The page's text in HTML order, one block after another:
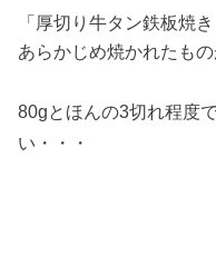
「厚切り牛タン鉄板焼
あらかじめ焼かれたも
80gとほんの3切れ程度
い・・・